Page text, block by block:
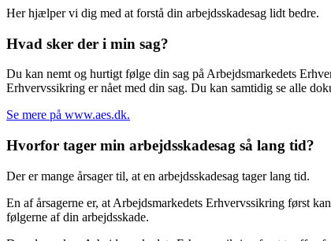
Her hjælper vi dig med at forstå din arbejdsskadesag lidt bedre.
Hvad sker der i min sag?
Du kan nemt og hurtigt følge din sag på Arbejdsmarkedets
Erhvervssikring er nået med din sag. Du kan samtidig se alle
Se mere på www.aes.dk.
Hvorfor tager min arbejdsskadesag så lang tid?
Der er mange årsager til, at en arbejdsskadesag tager lang tid.
En af årsagerne er, at Arbejdsmarkedets Erhvervssikring først
følgerne af din arbejdsskade.